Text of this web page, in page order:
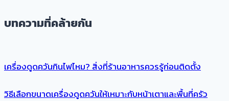
บทความที่คล้ายกัน
เครื่องดูดควันกินไฟไหม? สิ่งที่ร้านอาหารควรรู้ก่อนติดตั้ง
วิธีเลือกขนาดเครื่องดูดควันให้เหมาะกับหน้าเตาและพื้นที่ครัว